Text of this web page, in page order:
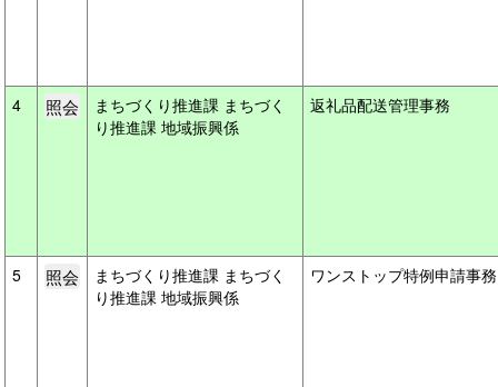
4
まちづくり推進課 まちづく
り推進課 地域振興係
返礼品配送管理事務
5
まちづくり推進課 まちづく
り推進課 地域振興係
ワンストップ特例申請事